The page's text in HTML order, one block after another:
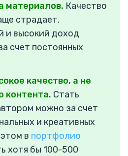
материалов. Качество
страдает.
и высокий доход
счет постоянных
качество, а не
контента. Стать
можно за счет
и креативных
в портфолио
хотя бы 100-500